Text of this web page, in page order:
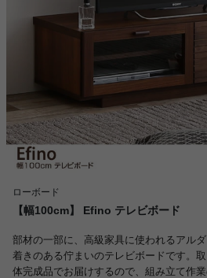
ローボード
【幅100cm】 Efino テレビボード
部材の一部に、高級家具に使われるアル
着きのある佇まいのテレビボードです。
体完成品でお届けするので、組み立て作